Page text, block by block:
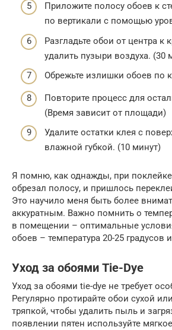
Приложите полосу обоев к
по вертикали с помощью
Разгладьте обои от центра к
удалить пузыри воздуха. (30
Обрежьте излишки обоев по
Повторите процесс для
(Время зависит от площади)
Удалите остатки клея с
влажной губкой. (10 минут)
Я помню, как однажды, при
обрезал полосу, и пришлось
Это научило меня быть более
аккуратным. Важно помнить о
в помещении – оптимальные
обоев – температура 20-25 градусов
Уход за обоями Tie-Dye
Уход за обоями tie-dye не требует
Регулярно протирайте обои сухой
тряпкой, чтобы удалить пыль и
появлении пятен используйте